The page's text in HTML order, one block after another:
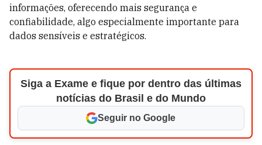
informações, oferecendo mais segurança e
confiabilidade, algo especialmente importante para
dados sensíveis e estratégicos.
Siga a Exame e fique por dentro das últimas
notícias do Brasil e do Mundo
Seguir no Google